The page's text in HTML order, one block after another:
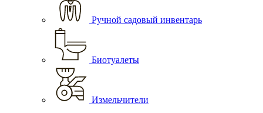
Ручной садовый инвентарь
Биотуалеты
Измельчители